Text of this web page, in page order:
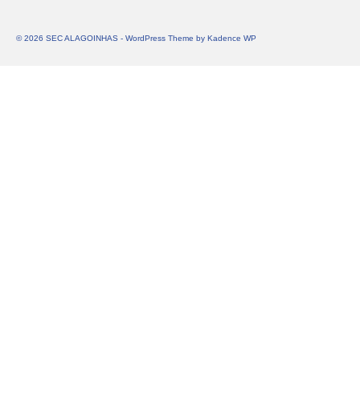
© 2026 SEC ALAGOINHAS - WordPress Theme by Kadence WP